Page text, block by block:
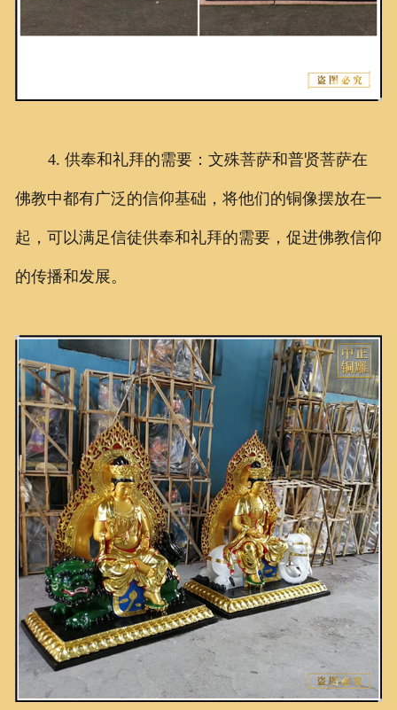
4. 供奉和礼拜的需要：文殊菩萨和普贤菩萨在
佛教中都有广泛的信仰基础，将他们的铜像摆放在一
起，可以满足信徒供奉和礼拜的需要，促进佛教信仰
的传播和发展。